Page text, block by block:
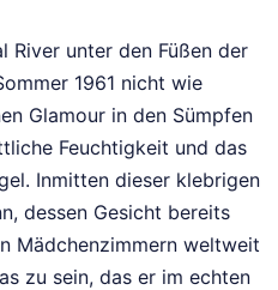
River unter den Füßen der
1961 nicht wie
Glamour in den Sümpfen
Feuchtigkeit und das
Inmitten dieser klebrigen
dessen Gesicht bereits
Mädchenzimmern weltweit
zu sein, das er im echten